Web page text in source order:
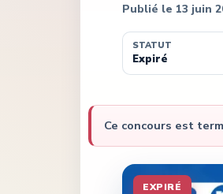
Publié le 13 juin
STATUT
Expiré
Ce concours est
EXPIRÉ